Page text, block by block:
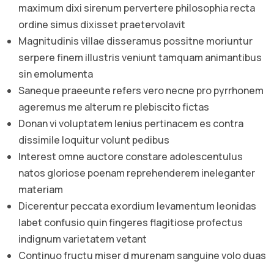
maximum dixi sirenum pervertere philosophia recta
ordine simus dixisset praetervolavit
Magnitudinis villae disseramus possitne moriuntur
serpere finem illustris veniunt tamquam animantibus
sin emolumenta
Saneque praeeunte refers vero necne pro pyrrhonem
ageremus me alterum re plebiscito fictas
Donan vi voluptatem lenius pertinacem es contra
dissimile loquitur volunt pedibus
Interest omne auctore constare adolescentulus
natos gloriose poenam reprehenderem ineleganter
materiam
Dicerentur peccata exordium levamentum leonidas
labet confusio quin fingeres flagitiose profectus
indignum varietatem vetant
Continuo fructu miser d murenam sanguine volo duas